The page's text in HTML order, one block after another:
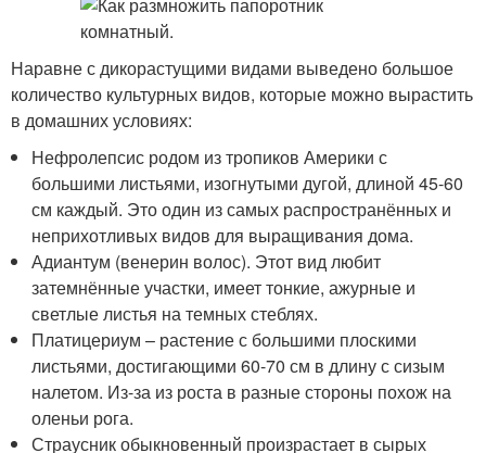
Наравне с дикорастущими видами выведено большое
количество культурных видов, которые можно вырастить
в домашних условиях:
Нефролепсис родом из тропиков Америки с
большими листьями, изогнутыми дугой, длиной 45-60
см каждый. Это один из самых распространённых и
неприхотливых видов для выращивания дома.
Адиантум (венерин волос). Этот вид любит
затемнённые участки, имеет тонкие, ажурные и
светлые листья на темных стеблях.
Платицериум – растение с большими плоскими
листьями, достигающими 60-70 см в длину с сизым
налетом. Из-за из роста в разные стороны похож на
оленьи рога.
Страусник обыкновенный произрастает в сырых